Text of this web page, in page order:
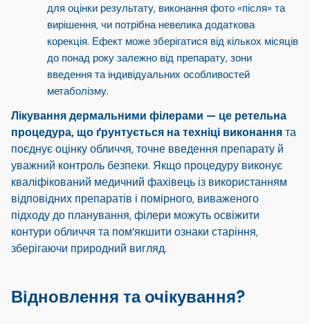
для оцінки результату, виконання фото «після» та
вирішення, чи потрібна невелика додаткова
корекція. Ефект може зберігатися від кількох місяців
до понад року залежно від препарату, зони
введення та індивідуальних особливостей
метаболізму.
Лікування дермальними філерами — це ретельна
процедура, що ґрунтується на техніці виконаннята
поєднує оцінку обличчя, точне введення препарату й
уважний контроль безпеки. Якщо процедуру виконує
кваліфікований медичний фахівець із використанням
відповідних препаратів і помірного, виваженого
підходу до планування, філери можуть освіжити
контури обличчя та пом’якшити ознаки старіння,
зберігаючи природний вигляд.
Відновлення та очікування?